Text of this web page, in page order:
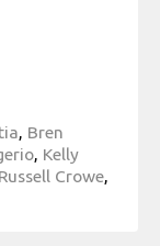
, Bren
, Kelly
Russell Crowe,